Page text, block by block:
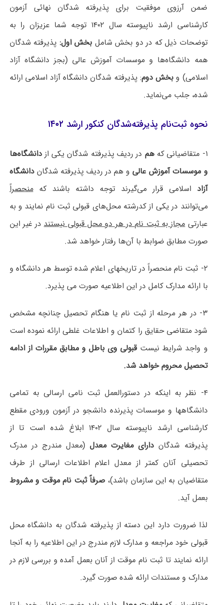
ضمن آرزوی موفقیت برای پذیرفته شدگان نهائی آزمون
کارشناسی ارشد ناپیوسته سال ۱۴۰۲ توجه شما عزیزان را به
توضحات ذیل که در دو بخش شامل بخش اول: پذیرفته شدگان
همه دانشگاه‌ها و موسسات آموزش عالی (بجز دانشگاه آزاد
اسلامی) و بخش دوم: پذیرفته شدگان دانشگاه آزاد اسلامی ارائه
شده، جلب می‌نماید.
نحوه ثبت‌نام پذیرفته‌شدگان کنکور ارشد ۱۴۰۲
۱- متقاضیانی که هم در ردیف پذیرفته شدگان یکی ازدانشگاه‌ها
و موسسات آموزش عالیو هم در ردیف پذیرفته شدگاندانشگاه
آزاد اسلامی قرار می‌گیرند توجه داشته باشند کهمنحصراً
می‌توانند در یکی از کدرشته محل‌های قبولی ثبت نام نمایند و به
عبارتیمجاز به ثبت نام در هر دو محل قبولی نیستنددر غیر این
صورت مطابق ضوابط با آن‌ها رفتار خواهد شد.
۲- ثبت نام منحصراً در تاریخهای اعلام شده توسط هر دانشگاه و
با ارائه مدارک کامل در این اطلاعیه صورت می پذیرد.
۳- در هر مرحله از ثبت نام یا هنگام تحصیل چنانچه مشخص
شود متقاضی حقایق را کتمان و اطلاعات غلطی ارائه نموده است
و واجد شرایط نیست قبولی وی باطل و مطابق مقررات از ادامه
تحصیل محروم خواهد شد.
۴- نظر به اینکه در دستورالعمل ثبت نامی ارسالی به تمامی
دانشگاهها و موسسات پذیرنده دانشجو در آزمون ورودی مقطع
کارشناسی ارشد ناپیوسته سال ۱۴۰۲ ابلاغ شده است تا از
پذیرفته شدگان دارای مغایرت معدل (معدل مندرج در مدرک
تحصیلی آنان کمتر از معدل اعلام اطلاعات ارسالی از طرف
متقاضیان به این سازمان باشد)، صرفاً ثبت نام موقت و مشروط
بعمل آید.
لذا ضرورت دارد این دسته از پذیرفته شدگان به دانشگاه محل
قبولی خود مراجعه و مدارک لازم مندرج در این اطلاعیه را به آنجا
ارائه نمایند تا ثبت نام موقت از آنان بعمل آمده و بررسی لازم در
مدارک و مستندات ارائه شده صورت گیرد.